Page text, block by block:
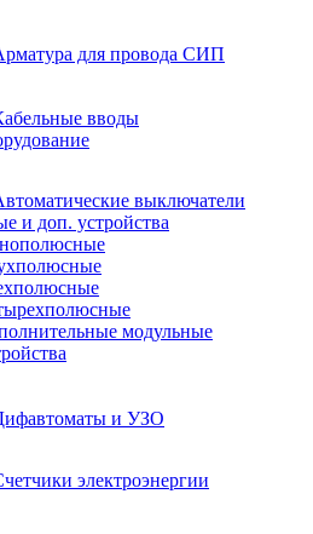
для провода СИП
вводы
выключатели
и доп. устройства
модульные
и УЗО
электроэнергии